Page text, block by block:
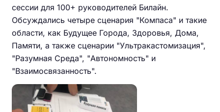
сессии для 100+ руководителей Билайн.
Обсуждались четыре сценария "Компаса" и такие
области, как Будущее Города, Здоровья, Дома,
Памяти, а также сценарии "Ультракастомизация",
"Разумная Среда", "Автономность" и
"Взаимосвязанность".